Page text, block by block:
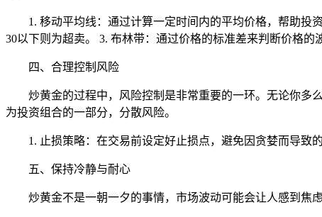
1. 移动平均线：通过计算一定时间内的平均价格，帮助投
30以下则为超卖。 3. 布林带：通过价格的标准差来判断价格的
四、合理控制风险
炒黄金的过程中，风险控制是非常重要的一环。无论你多
为投资组合的一部分，分散风险。
1. 止损策略：在交易前设定好止损点，避免因贪婪而导致
五、保持冷静与耐心
炒黄金不是一朝一夕的事情，市场波动可能会让人感到焦